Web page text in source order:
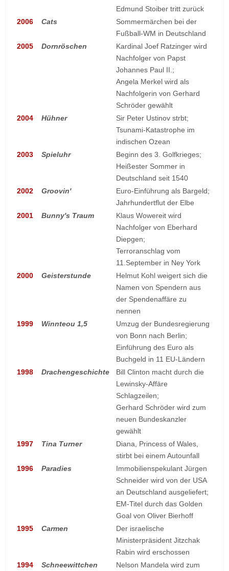
Edmund Stoiber tritt zurück
2006
Cats
Sommermärchen bei der
Fußball-WM in Deutschland
2005
Dornröschen
Kardinal Joef Ratzinger wird
Nachfolger von Papst
Johannes Paul II.;
Angela Merkel wird als
Nachfolgerin von Gerhard
Schröder gewählt
2004
Hühner
Sir Peter Ustinov strbt;
Tsunami-Katastrophe im
indischen Ozean
2003
Spieluhr
Beginn des 3. Golfkrieges;
Heißester Sommer in
Deutschland seit 1540
2002
Groovin'
Euro-Einführung als Bargeld;
Jahrhundertflut der Elbe
2001
Bunny's Traum
Klaus Wowereit wird
Nachfolger von Eberhard
Diepgen;
Terroranschlag vom
11.September in Ney York
2000
Geisterstunde
Helmut Kohl weigert sich die
Namen von Spendern aus
der Spendenaffäre zu
nennen
1999
Winnteou 1,5
Umzug der Bundesregierung
von Bonn nach Berlin;
Einführung des Euro als
Buchgeld in 11 EU-Ländern
1998
Drachengeschichte
Bill Clinton macht durch die
Lewinsky-Affäre
Schlagzeilen;
Gerhard Schröder wird zum
neuen Bundeskanzler
gewählt
1997
Tina Turner
Diana, Princess of Wales,
stirbt bei einem Autounfall
1996
Paradies
Immobilienspekulant Jürgen
Schneider wird von der USA
an Deutschland ausgeliefert;
EM-Titel durch das Golden
Goal von Oliver Bierhoff
1995
Carmen
Der israelische
Ministerpräsident Jitzchak
Rabin wird erschossen
1994
Schneewittchen
Nelson Mandela wird zum